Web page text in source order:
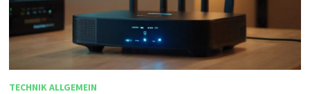
TECHNIK ALLGEMEIN